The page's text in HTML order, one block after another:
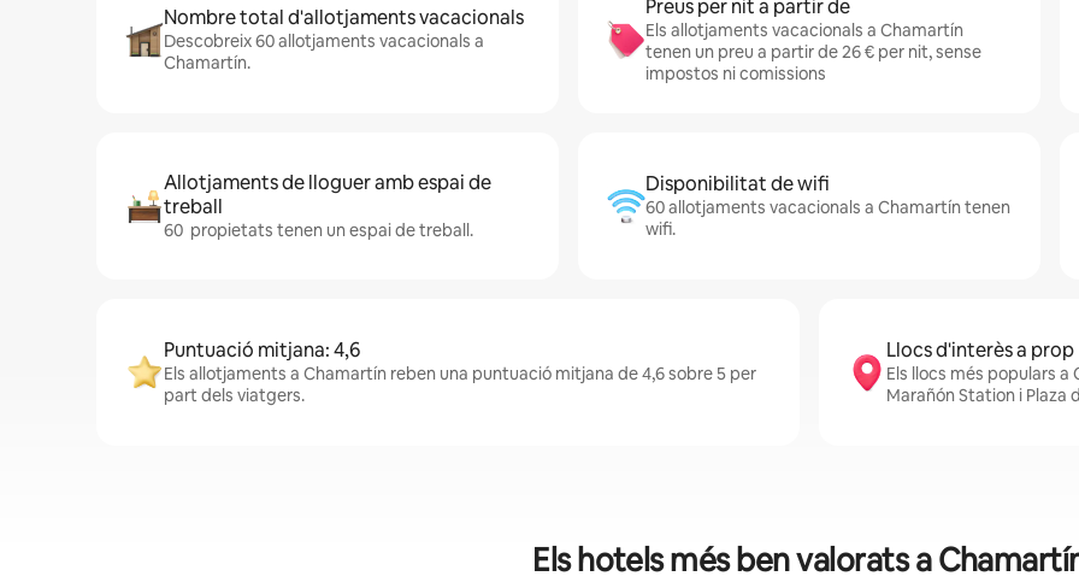
Nombre total d'allotjaments vacacionals
Descobreix 60 allotjaments vacacionals a
Chamartín.
Preus per nit a partir de
Els allotjaments vacacionals a Chamartín
tenen un preu a partir de 26 € per nit, sense
impostos ni comissions
Allotjaments de lloguer amb espai de
treball
60 propietats tenen un espai de treball.
Disponibilitat de wifi
60 allotjaments vacacionals a Chamartín tenen
wifi.
Puntuació mitjana: 4,6
Els allotjaments a Chamartín reben una puntuació mitjana de 4,6 sobre 5 per
part dels viatgers.
Llocs d'interès a prop
Els llocs més populars
Marañón Station i Plaza
Els hotels més ben valorats a